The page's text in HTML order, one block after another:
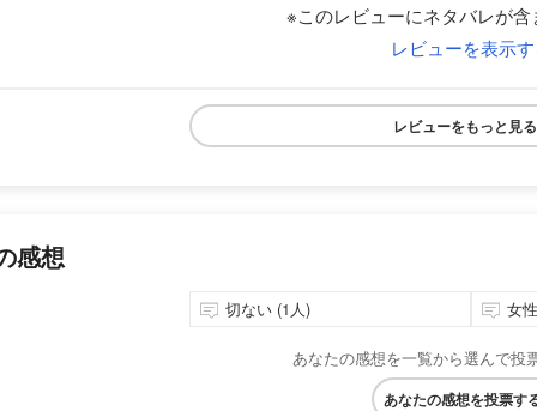
※このレビューにネタバレが含
レビューを表示
レビューをもっと見る
感想
切ない (1人) 女
あなたの感想を一覧から選んで投
あなたの感想を投票す